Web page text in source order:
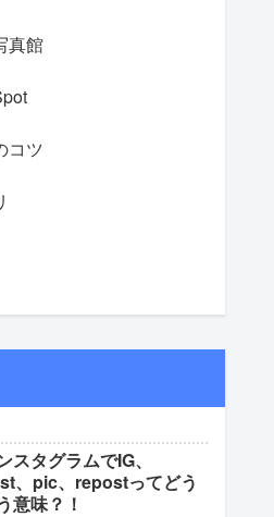
真館
コツ
スタグラムでIG、
、pic、repostってどう
意味？！